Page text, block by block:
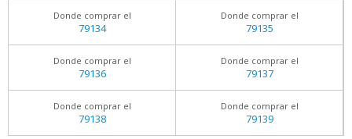
Donde comprar el
79134
Donde comprar el
79135
Donde comprar el
79136
Donde comprar el
79137
Donde comprar el
79138
Donde comprar el
79139